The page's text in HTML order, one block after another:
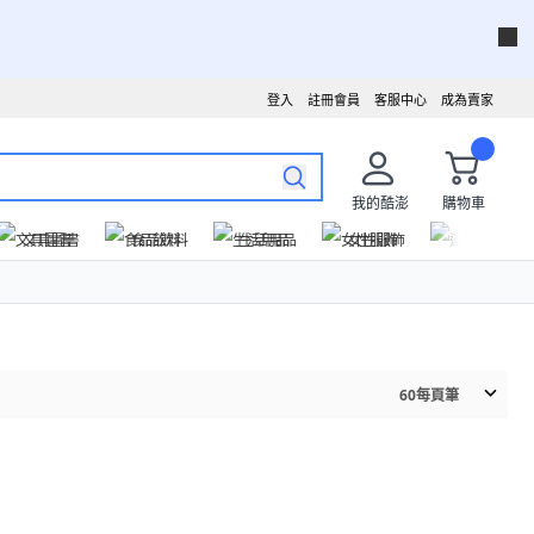
成為賣家
客服中心
註冊會員
登入
我的酷澎
購物車
文具圖書
食品飲料 生活用品 女性服飾
60每頁筆